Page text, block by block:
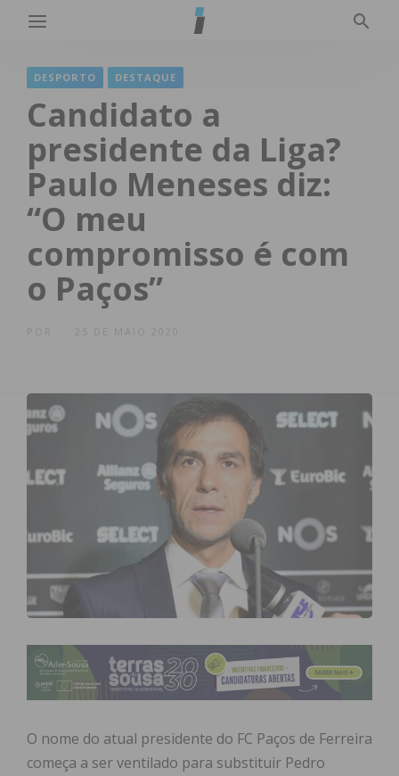
DESPORTO DESTAQUE
Candidato a
presidente da Liga?
Paulo Meneses diz:
“O meu
compromisso é com
o Paços”
25 DE MAIO 2020
O nome do atual presidente do FC Paços de Ferreira
começa a ser ventilado para substituir Pedro